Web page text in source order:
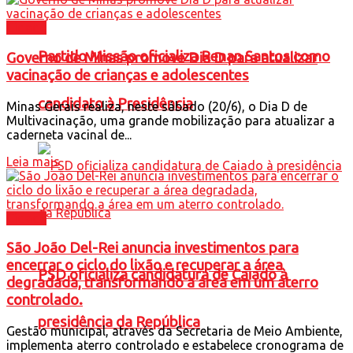
Partido Missão oficializa Renan Santos como
candidato à Presidência
PSD oficializa candidatura de Caiado à
presidência da República
Governo de Minas promove Dia D para atualizar
vacinação de crianças e adolescentes
Minas Gerais realiza, neste sábado (20/6), o Dia D de
Multivacinação, uma grande mobilização para atualizar a
caderneta vacinal de...
Leia mais
São João Del-Rei anuncia investimentos para
encerrar o ciclo do lixão e recuperar a área
degradada, transformando a área em um aterro
controlado.
Gestão municipal, através da Secretaria de Meio Ambiente,
implementa aterro controlado e estabelece cronograma de